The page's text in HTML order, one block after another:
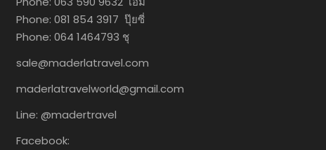
Phone: 081 854 3917 ปุ๊ยซี่
Phone: 064 1464793 ชุ
sale@maderlatravel.com
maderlatravelworld@gmail.com
Line: @madertravel
Facebook: